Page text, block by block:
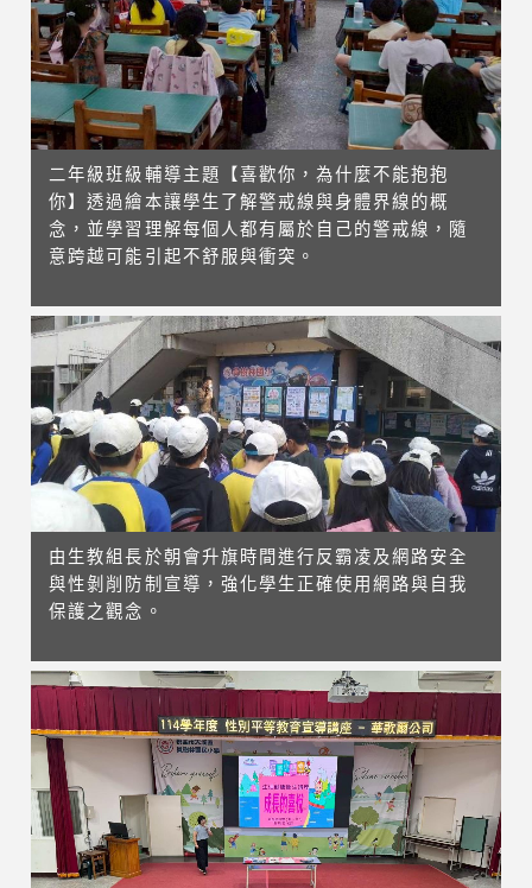
二年級班級輔導主題【喜歡你，為什麼不能抱抱
你】透過繪本讓學生了解警戒線與身體界線的概
念，並學習理解每個人都有屬於自己的警戒線，隨
意跨越可能引起不舒服與衝突。
由生教組長於朝會升旗時間進行反霸凌及網路安全
與性剝削防制宣導，強化學生正確使用網路與自我
保護之觀念。